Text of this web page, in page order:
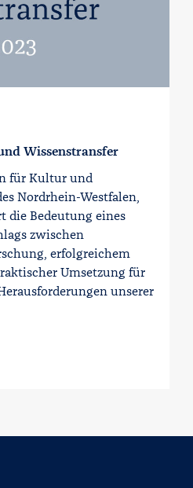
Wissenstransfer
für Kultur und
Nordrhein-Westfalen,
die Bedeutung eines
zwischen
erfolgreichem
Umsetzung für
unserer